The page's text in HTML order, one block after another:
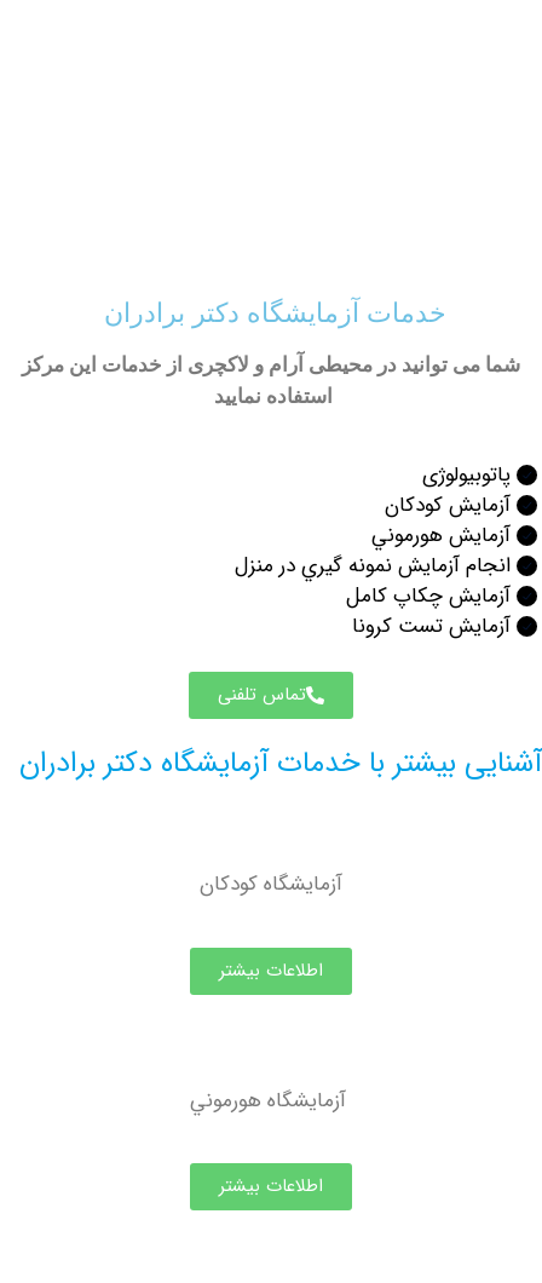
خدمات آزمایشگاه دکتر برادران
توانید در محیطی آرام و لاکچری از خدمات این مرکز
استفاده نمایید
کودکان
هورموني
آزمایش نمونه گيري در منزل
چكاپ كامل
تست کرونا
تماس تلفنی
بیشتر با خدمات آزمایشگاه دکتر برادران
آزمايشگاه کودکان
اطلاعات بیشتر
آزمايشگاه هورموني
اطلاعات بیشتر